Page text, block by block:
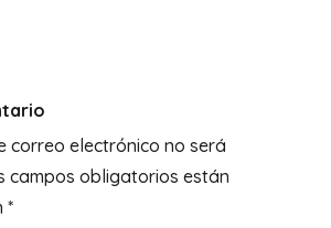
correo electrónico no será
campos obligatorios están
*